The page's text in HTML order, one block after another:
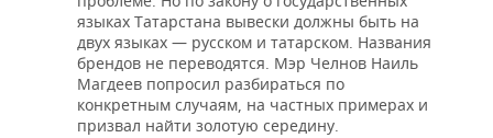
языках Татарстана вывески должны быть на
двух языках — русском и татарском. Названия
брендов не переводятся. Мэр Челнов Наиль
Магдеев попросил разбираться по
конкретным случаям, на частных примерах и
призвал найти золотую середину.